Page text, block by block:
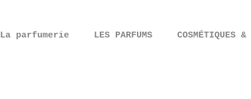
La parfumerie LES PARFUMS COSMÉTIQUES &